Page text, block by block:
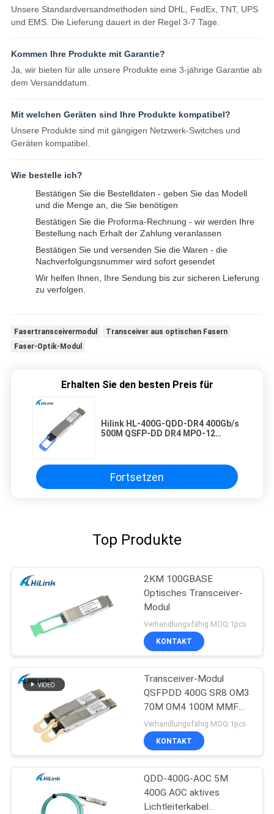
Unsere Standardversandmethoden sind DHL, FedEx, TNT, UPS
und EMS. Die Lieferung dauert in der Regel 3-7 Tage.
Kommen Ihre Produkte mit Garantie?
Ja, wir bieten für alle unsere Produkte eine 3-jährige Garantie ab
dem Versanddatum.
Mit welchen Geräten sind Ihre Produkte kompatibel?
Unsere Produkte sind mit gängigen Netzwerk-Switches und
Geräten kompatibel.
Wie bestelle ich?
Bestätigen Sie die Bestelldaten - geben Sie das Modell
und die Menge an, die Sie benötigen
Bestätigen Sie die Proforma-Rechnung - wir werden Ihre
Bestellung nach Erhalt der Zahlung veranlassen
Bestätigen Sie und versenden Sie die Waren - die
Nachverfolgungsnummer wird sofort gesendet
Wir helfen Ihnen, Ihre Sendung bis zur sicheren Lieferung
zu verfolgen.
Fasertransceivermodul
Transceiver aus optischen Fasern
Faser-Optik-Modul
Erhalten Sie den besten Preis für
Hilink HL-400G-QDD-DR4 400Gb/s
500M QSFP-DD DR4 MPO-12
Fortsetzen
Top Produkte
2KM 100GBASE
Optisches Transceiver-
Modul
Verhandlungsfähig MOQ:1pcs
KONTAKT
Transceiver-Modul
QSFPDD 400G SR8 OM3
70M OM4 100M MMF
SFP
Verhandlungsfähig MOQ:1pcs
KONTAKT
QDD-400G-AOC 5M
400G AOC aktives
Lichtleiterkabel